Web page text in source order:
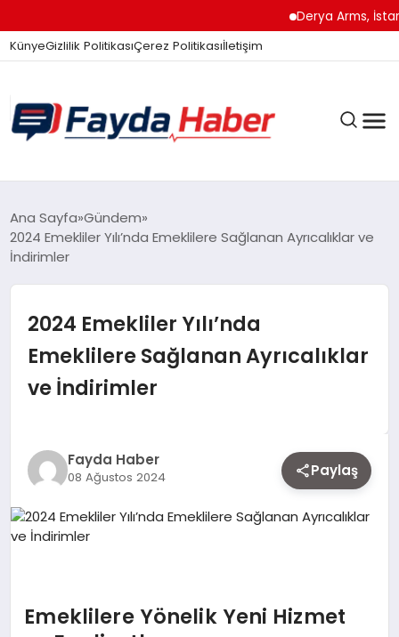
Derya Arms, İstanbul
KünyeGizlilik PolitikasıÇerez Politikasıİletişim
GÜNDEM
TEKNOLOJI
SIYASET
MAGAZIN
YAŞAM
Ana Sayfa Gündem
2024 Emekliler Yılı’nda Emeklilere Sağlanan Ayrıcalıklar ve
İndirimler
2024 Emekliler Yılı’nda
Emeklilere Sağlanan Ayrıcalıklar
ve İndirimler
Fayda Haber
08 Ağustos 2024 Paylaş
Emeklilere Yönelik Yeni Hizmet